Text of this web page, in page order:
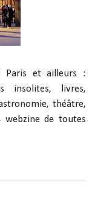
Paris et ailleurs :
insolites, livres,
théâtre,
webzine de toutes